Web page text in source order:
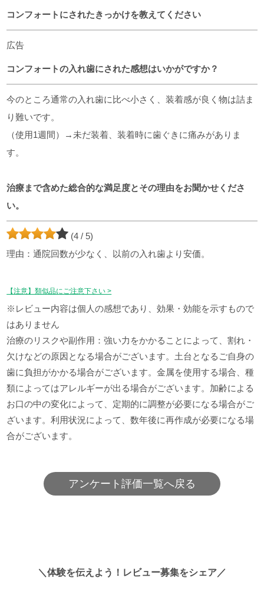
コンフォートにされたきっかけを教えてください
広告
コンフォートの入れ歯にされた感想はいかがですか？
今のところ通常の入れ歯に比べ小さく、装着感が良く物は詰ま
り難いです。
（使用1週間）→未だ装着、装着時に歯ぐきに痛みがありま
す。
治療まで含めた総合的な満足度とその理由をお聞かせくださ
い。
(4 / 5)
理由：通院回数が少なく、以前の入れ歯より安価。
【注意】類似品にご注意下さい >
※レビュー内容は個人の感想であり、効果・効能を示すもので
はありません
治療のリスクや副作用：強い力をかかることによって、割れ・
欠けなどの原因となる場合がございます。土台となるご自身の
歯に負担がかかる場合がございます。金属を使用する場合、種
類によってはアレルギーが出る場合がございます。加齢による
お口の中の変化によって、定期的に調整が必要になる場合がご
ざいます。利用状況によって、数年後に再作成が必要になる場
合がございます。
アンケート評価一覧へ戻る
＼体験を伝えよう！レビュー募集をシェア／